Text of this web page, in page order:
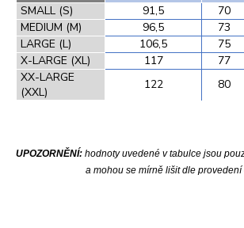
SMALL (S)
91,5 70
MEDIUM (M)
96,5 73
LARGE (L)
106,5 75
X-LARGE (XL)
117 77
XX-LARGE
(XXL)
122 80
UPOZORNĚNÍ: hodnoty uvedené v tabulce jsou
a mohou se mírně lišit dle provedení